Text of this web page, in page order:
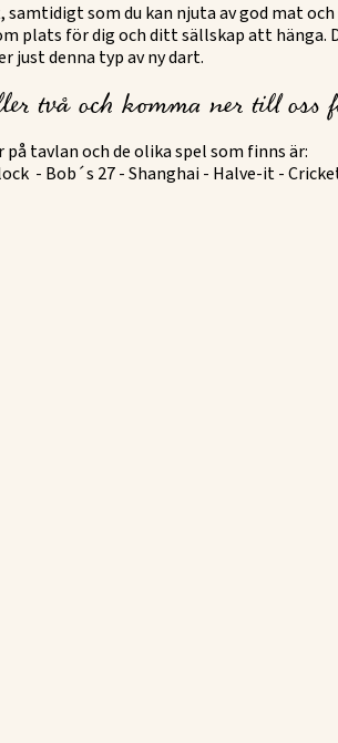
samtidigt som du kan njuta av god mat
plats för dig och ditt sällskap att hänga.
just denna typ av ny dart.
två och komma ner till
tavlan och de olika spel som finns är:
- Bob´s 27 - Shanghai - Halve-it -